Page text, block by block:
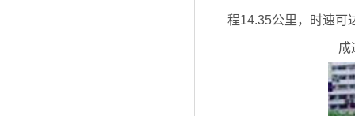
程14.35公里，时速可
成